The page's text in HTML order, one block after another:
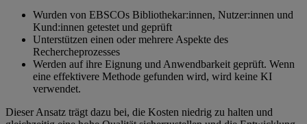
Wurden von EBSCOs Bibliothekar:innen, Nutzer:innen und
Kund:innen getestet und geprüft
Unterstützen einen oder mehrere Aspekte des
Rechercheprozesses
Werden auf ihre Eignung und Anwendbarkeit geprüft. Wenn
eine effektivere Methode gefunden wird, wird keine KI
verwendet.
Dieser Ansatz trägt dazu bei, die Kosten niedrig zu halten und